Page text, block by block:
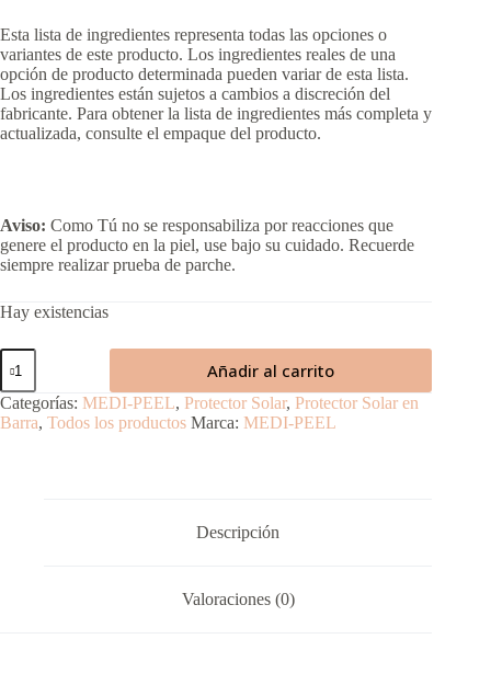
Esta lista de ingredientes representa todas las opciones o
variantes de este producto. Los ingredientes reales de una
opción de producto determinada pueden variar de esta lista.
Los ingredientes están sujetos a cambios a discreción del
fabricante. Para obtener la lista de ingredientes más completa y
actualizada, consulte el empaque del producto.
Aviso: Como Tú no se responsabiliza por reacciones que
genere el producto en la piel, use bajo su cuidado. Recuerde
siempre realizar prueba de parche.
Hay existencias
Peptide
Bio
Sun
Stick
Añadir al carrito
Categorías: MEDI-PEEL, Protector Solar, Protector Solar en
Barra, Todos los productos Marca: MEDI-PEEL
Descripción
Valoraciones (0)